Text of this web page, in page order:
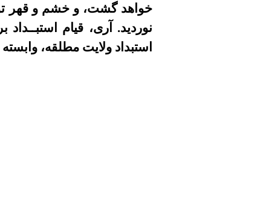
خواهد گشت، و خشم و قهر
نوردید. آری، قیام
استبداد ولایت مطلقه، وابسته